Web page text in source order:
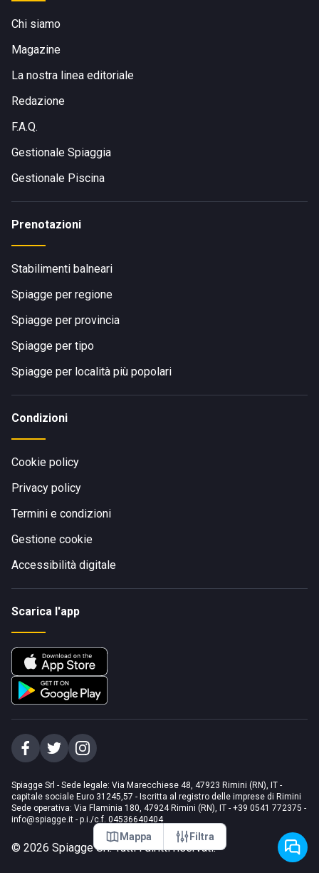
Mappa Filtra
Chi siamo
Magazine
La nostra linea editoriale
Redazione
F.A.Q.
Gestionale Spiaggia
Gestionale Piscina
Prenotazioni
Stabilimenti balneari
Spiagge per regione
Spiagge per provincia
Spiagge per tipo
Spiagge per località più popolari
Condizioni
Cookie policy
Privacy policy
Termini e condizioni
Gestione cookie
Accessibilità digitale
Scarica l'app
Spiagge Srl - Sede legale: Via Marecchiese 48, 47923 Rimini (RN), IT -
capitale sociale Euro 31245,57 - Iscritta al registro delle imprese di Rimini
Sede operativa: Via Flaminia 180, 47924 Rimini (RN), IT - +39 0541 772375 -
info@spiagge.it - p.i./c.f. 04536640404
© 2026 Spiagge Srl. Tutti i diritti riservati.